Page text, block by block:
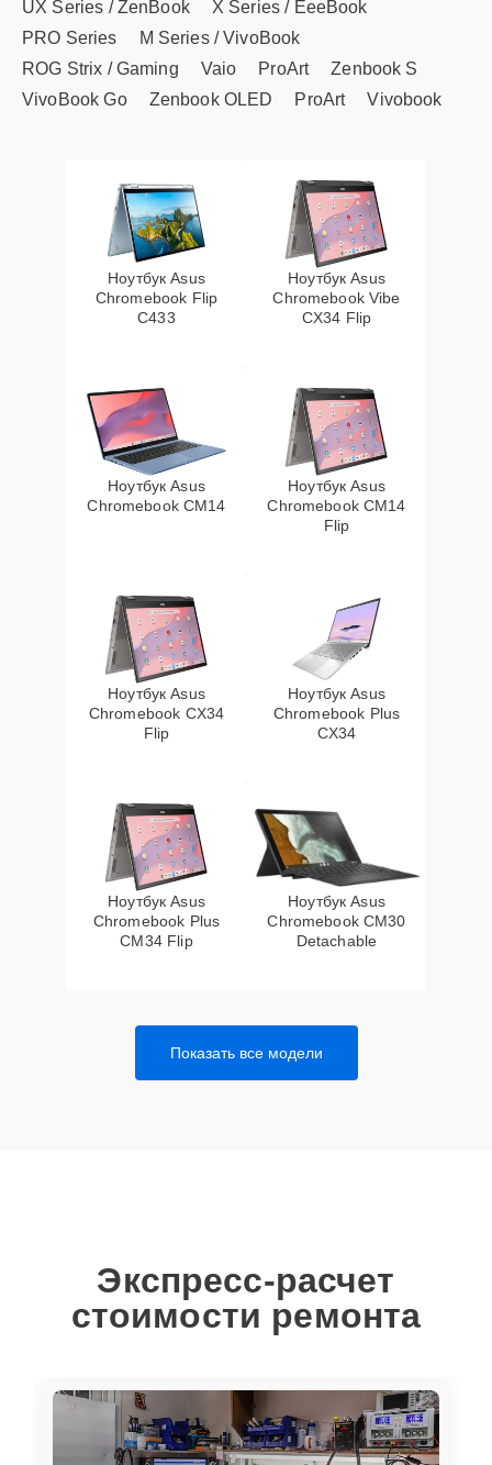
UX Series / ZenBook
X Series / EeeBook
PRO Series
M Series / VivoBook
ROG Strix / Gaming
Vaio ProArt
Zenbook S
VivoBook Go
Zenbook OLED ProArt Vivobook
Ноутбук Asus
Chromebook Flip
C433
Ноутбук Asus
Chromebook Vibe
CX34 Flip
Ноутбук Asus
Chromebook CM14
Ноутбук Asus
Chromebook CM14
Flip
Ноутбук Asus
Chromebook CX34
Flip
Ноутбук Asus
Chromebook Plus
CX34
Ноутбук Asus
Chromebook Plus
CM34 Flip
Ноутбук Asus
Chromebook CM30
Detachable
Показать все модели
Экспресс-расчет
стоимости ремонта